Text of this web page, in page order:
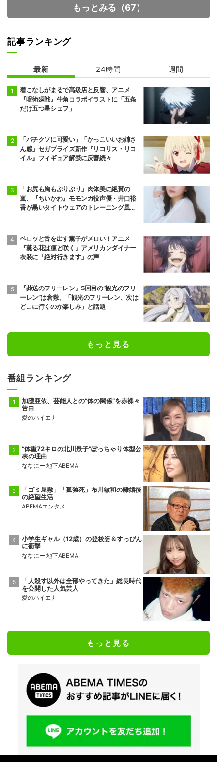
魔術師クノンは
見えている
葬送のフリーレ
ン 2期
もっとみる（67）
記事ランキング
最新 24時間 週間
着こなしがまるで高級店と反響、アニメ
『呪術廻戦』牛角コラボイラストに「五条
だけ五つ星シェフ」
「バチクソに可愛い」「かっこいいお姉さ
ん感」セガプライズ新作『リコリス・リコ
イル』フィギュア解禁に反響続々
「お尻も胸もぷりぷり」肉体美に絶賛の
嵐、『ちいかわ』モモンガ役声優・井口裕
香が黒いタイトウェアのトレーニング風景
ペロッと舌を出す薫子がメロい！アニメ
『薫る花は凛と咲く』アメリカンダイナー
衣装に「絶対行きます」の声
『葬送のフリーレン』5回目の“観光のフリ
ーレン”は倉敷、「観光のフリーレン、次は
どこに行くのか楽しみ」と話題
もっと見る
番組ランキング
加護亜依、芸能人との“体の関係”を赤裸々
告白
愛のハイエナ
“体重72キロの北川景子”ぽっちゃり体型公
表の理由
ななにー 地下ABEMA
「ゴミ屋敷」「孤独死」布川敏和の離婚後
の絶望生活
ABEMAエンタメ
小学生ギャル（12歳）の登校姿＆すっぴん
に衝撃
ななにー 地下ABEMA
「人殺す以外は全部やってきた」総長時代
を公開した人気芸人
愛のハイエナ
もっと見る